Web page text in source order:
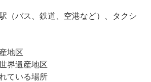
（バス、鉄道、空港など）、タクシ
地区
界遺産地区
ている場所